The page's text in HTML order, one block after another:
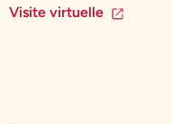
Visite virtuelle